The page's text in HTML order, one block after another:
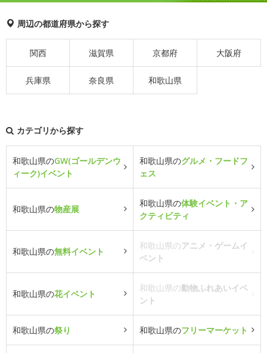
周辺の都道府県から探す
関西 滋賀県 京都府 大阪府
兵庫県 奈良県 和歌山県
カテゴリから探す
和歌山県のGW(ゴールデンウ
ィーク)イベント
和歌山県のグルメ・フードフ
ェス
和歌山県の物産展
和歌山県の体験イベント・ア
クティビティ
和歌山県の無料イベント
和歌山県のアニメ・ゲームイ
ベント
和歌山県の花イベント
和歌山県の動物ふれあいイベ
ント
和歌山県の祭り 和歌山県のフリーマーケット